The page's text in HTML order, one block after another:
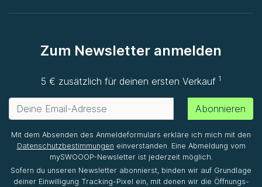
Zum Newsletter anmelden
5 € zusätzlich für deinen ersten Verkauf1
Abonnieren
Mit dem Absenden des Anmeldeformulars erkläre ich mich mit den
Datenschutzbestimmungen einverstanden. Eine Abmeldung vom
mySWOOOP-Newsletter ist jederzeit möglich.
Sofern du unseren Newsletter abonnierst, binden wir auf Grundlage
deiner Einwilligung Tracking-Pixel ein, mit denen wir die Öffnungs-